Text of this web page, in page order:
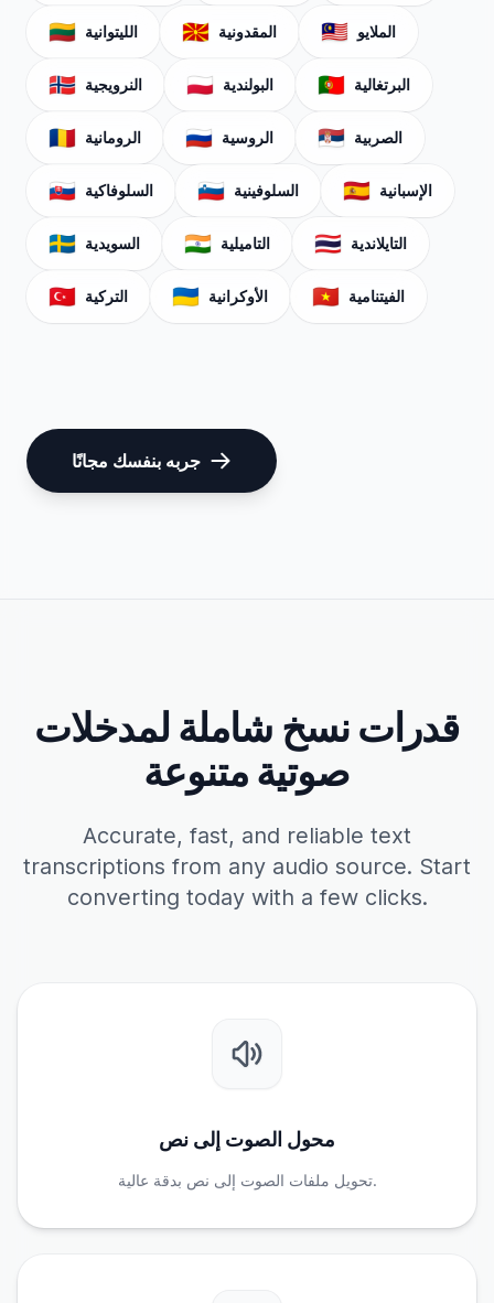
🇱🇹 الليتوانية 🇲🇰 المقدونية 🇲🇾 الملايو
🇳🇴 النرويجية 🇵🇱 البولندية 🇵🇹 البرتغالية
🇷🇴 الرومانية 🇷🇺 الروسية 🇷🇸 الصربية
🇸🇰 السلوفاكية 🇸🇮 السلوفينية 🇪🇸 الإسبانية
🇸🇪 السويدية 🇮🇳 التاميلية 🇹🇭 التايلاندية
🇹🇷 التركية 🇺🇦 الأوكرانية 🇻🇳 الفيتنامية
جربه بنفسك مجانًا
قدرات نسخ شاملة لمدخلات
صوتية متنوعة
Accurate, fast, and reliable text
transcriptions from any audio source. Start
converting today with a few clicks.
محول الصوت إلى نص
تحويل ملفات الصوت إلى نص بدقة عالية.